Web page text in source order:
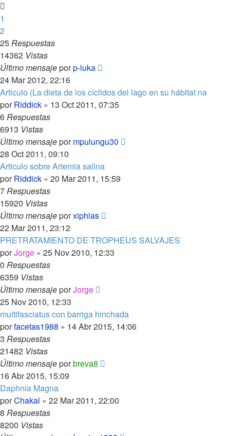
1
2
25Respuestas
14362 Vistas
Último mensajeporp-luka
24 Mar 2012, 22:16
Articulo (La dieta de los cíclidos del lago en su hábitat na
porRiddick » 13 Oct 2011, 07:35
6Respuestas
6913 Vistas
Último mensajepormpulungu30
28 Oct 2011, 09:10
Articulo sobre Artemia salina
porRiddick » 20 Mar 2011, 15:59
7Respuestas
15920 Vistas
Último mensajeporxiphias
22 Mar 2011, 23:12
PRETRATAMIENTO DE TROPHEUS SALVAJES
porJorge » 25 Nov 2010, 12:33
0 Respuestas
6359 Vistas
Último mensajeporJorge
25 Nov 2010, 12:33
multifasciatus con barriga hinchada
porfacetas1988 » 14 Abr 2015, 14:06
3 Respuestas
21482 Vistas
Último mensajeporbreva8
16 Abr 2015, 15:09
Daphnia Magna
porChakal » 22 Mar 2011, 22:00
8 Respuestas
8200 Vistas